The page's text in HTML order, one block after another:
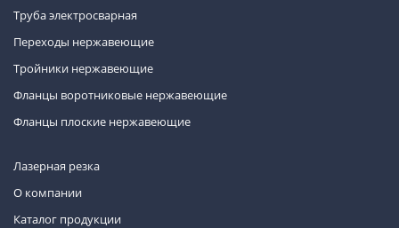
Труба электросварная
Переходы нержавеющие
Тройники нержавеющие
Фланцы воротниковые нержавеющие
Фланцы плоские нержавеющие
Лазерная резка
О компании
Каталог продукции